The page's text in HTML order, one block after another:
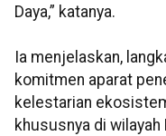
Daya,” katanya.
Ia menjelaskan,
komitmen aparat
kelestarian
khususnya di wilayah